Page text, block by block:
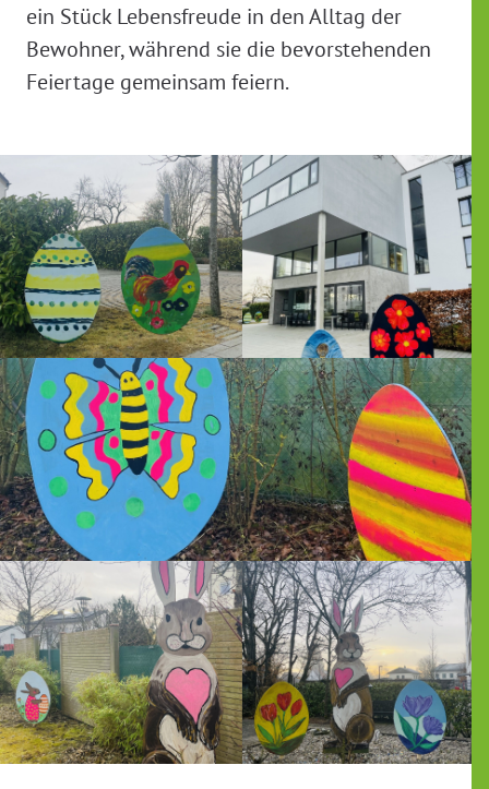
ein Stück Lebensfreude in den Alltag der
Bewohner, während sie die bevorstehenden
Feiertage gemeinsam feiern.